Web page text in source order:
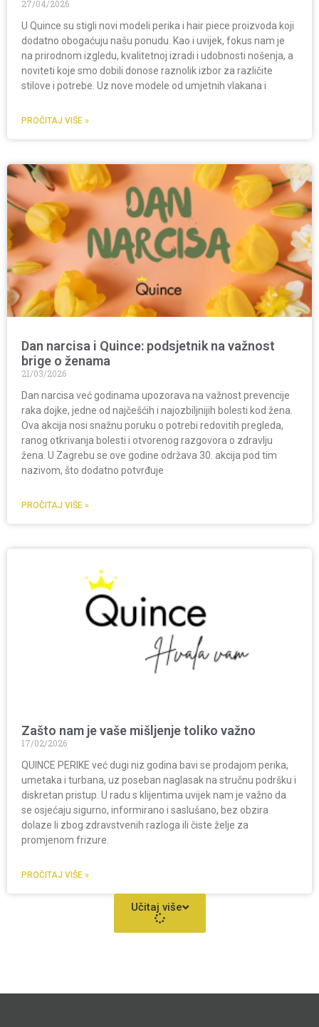
27/04/2026
U Quince su stigli novi modeli perika i hair piece proizvoda koji
dodatno obogaćuju našu ponudu. Kao i uvijek, fokus nam je
na prirodnom izgledu, kvalitetnoj izradi i udobnosti nošenja, a
noviteti koje smo dobili donose raznolik izbor za različite
stilove i potrebe. Uz nove modele od umjetnih vlakana i
PROČITAJ VIŠE »
Dan narcisa i Quince: podsjetnik na važnost
brige o ženama
21/03/2026
Dan narcisa već godinama upozorava na važnost prevencije
raka dojke, jedne od najčešćih i najozbiljnijih bolesti kod žena.
Ova akcija nosi snažnu poruku o potrebi redovitih pregleda,
ranog otkrivanja bolesti i otvorenog razgovora o zdravlju
žena. U Zagrebu se ove godine održava 30. akcija pod tim
nazivom, što dodatno potvrđuje
PROČITAJ VIŠE »
Zašto nam je vaše mišljenje toliko važno
17/02/2026
QUINCE PERIKE već dugi niz godina bavi se prodajom perika,
umetaka i turbana, uz poseban naglasak na stručnu podršku i
diskretan pristup. U radu s klijentima uvijek nam je važno da
se osjećaju sigurno, informirano i saslušano, bez obzira
dolaze li zbog zdravstvenih razloga ili čiste želje za
promjenom frizure.
PROČITAJ VIŠE »
Učitaj više